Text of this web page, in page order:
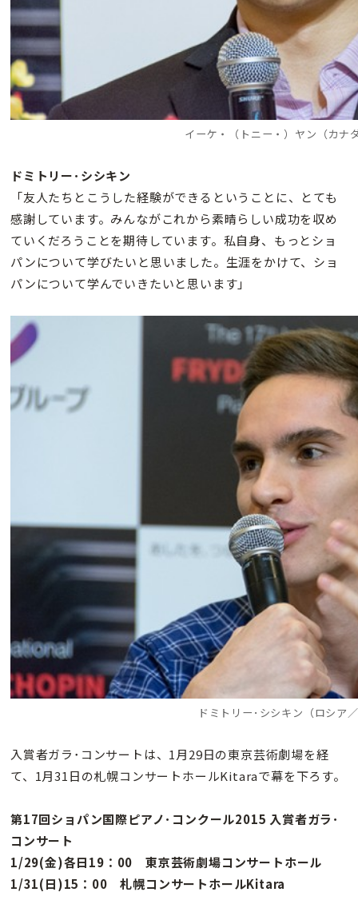
イーケ・（トニー・）ヤン（カナ
ドミトリー･シシキン
「友人たちとこうした経験ができるということに、とても
感謝しています。みんながこれから素晴らしい成功を収め
ていくだろうことを期待しています。私自身、もっとショ
パンについて学びたいと思いました。生涯をかけて、ショ
パンについて学んでいきたいと思います」
ドミトリー･シシキン（ロシア
入賞者ガラ･コンサートは、1月29日の東京芸術劇場を経
て、1月31日の札幌コンサートホールKitaraで幕を下ろす。
第17回ショパン国際ピアノ･コンクール2015 入賞者ガラ･
コンサート
1/29(金)各日19：00 東京芸術劇場コンサートホール
1/31(日)15：00 札幌コンサートホールKitara